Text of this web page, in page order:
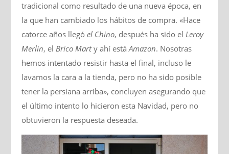
tradicional como resultado de una nueva época, en
la que han cambiado los hábitos de compra. «Hace
catorce años llegóel Chino, después ha sido elLeroy
Merlin, elBrico Marty ahí estáAmazon. Nosotras
hemos intentado resistir hasta el final, incluso le
lavamos la cara a la tienda, pero no ha sido posible
tener la persiana arriba», concluyen asegurando que
el último intento lo hicieron esta Navidad, pero no
obtuvieron la respuesta deseada.